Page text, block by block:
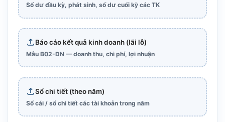
Số dư đầu kỳ, phát sinh, số dư cuối kỳ các TK
Báo cáo kết quả kinh doanh (lãi lỗ)
Mẫu B02-DN — doanh thu, chi phí, lợi nhuận
Sổ chi tiết (theo năm)
Sổ cái / sổ chi tiết các tài khoản trong năm